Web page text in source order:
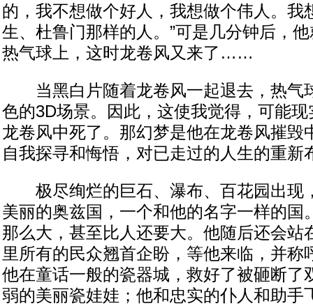
的，我不想做个好人，我想做个伟人。我
生、杜鲁门那样的人。”可是几分钟后，
热气球上，这时龙卷风又来了……
当黑白片随着龙卷风一起退去，热气
色的3D场景。因此，这使我觉得，可能
龙卷风中死了。那幻梦是他在龙卷风摧毁
自我探寻和悔悟，对已走过的人生的重新
极尽绚烂的巨石、瀑布、百花园出现
美丽的奥兹国，一个和他的名字一样的国
那么大，甚至比人还要大。他随后还会站
里所有的民众翘首企盼，等他来临，并称
他在童话一般的瓷器城，救好了被砸断了
弱的美丽瓷娃娃；他和忠实的仆人和助手